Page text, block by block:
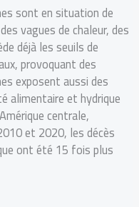
sont en situation de
vagues de chaleur, des
déjà les seuils de
provoquant des
exposent aussi des
alimentaire et hydrique
centrale,
et 2020, les décès
ont été 15 fois plus